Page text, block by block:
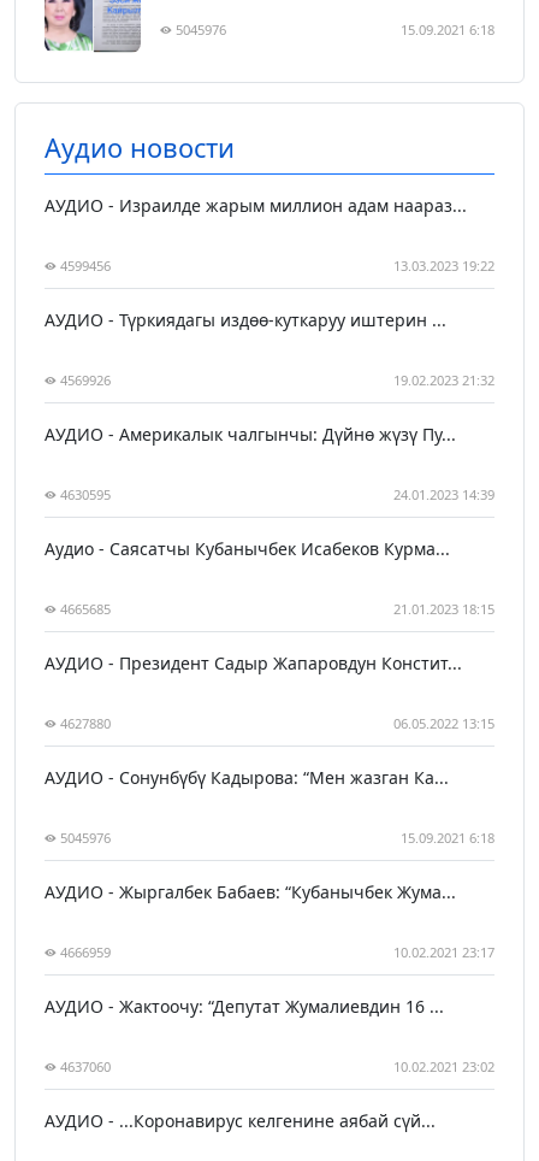
5045976 15.09.2021 6:18
Аудио новости
АУДИО - Израилде жарым миллион адам наараз...
4599456 13.03.2023 19:22
АУДИО - Түркиядагы издөө-куткаруу иштерин ...
4569926 19.02.2023 21:32
АУДИО - Америкалык чалгынчы: Дүйнө жүзү Пу...
4630595 24.01.2023 14:39
Аудио - Саясатчы Кубанычбек Исабеков Курма...
4665685 21.01.2023 18:15
АУДИО - Президент Садыр Жапаровдун Констит...
4627880 06.05.2022 13:15
АУДИО - Сонунбүбү Кадырова: “Мен жазган Ка...
5045976 15.09.2021 6:18
АУДИО - Жыргалбек Бабаев: “Кубанычбек Жума...
4666959 10.02.2021 23:17
АУДИО - Жактоочу: “Депутат Жумалиевдин 16 ...
4637060 10.02.2021 23:02
АУДИО - ...Коронавирус келгенине аябай сүй...